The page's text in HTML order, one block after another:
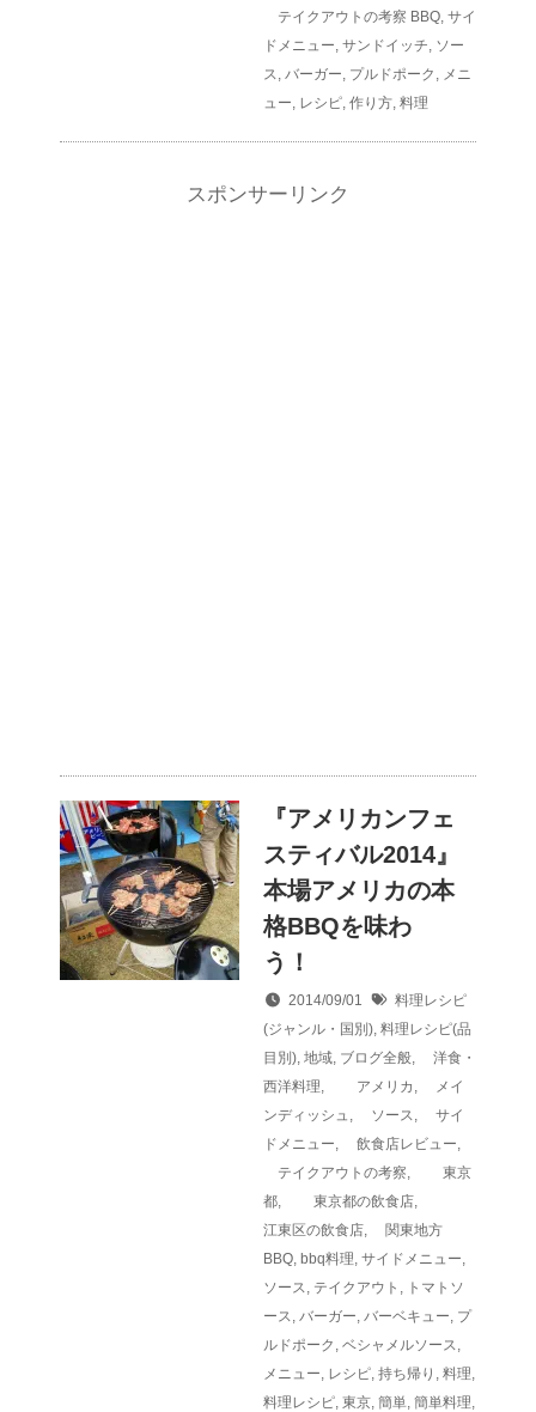
テイクアウトの考察 BBQ, サイ
ドメニュー, サンドイッチ, ソー
ス, バーガー, プルドポーク , メニ
ュー, レシピ, 作り方, 料理
スポンサーリンク
『アメリカンフェ
スティバル2014』
本場アメリカの本
格BBQを味わ
う！
2014/09/01
料理レシピ
(ジャンル・国別), 料理レシピ(品
目別), 地域, ブログ全般,
洋食・
西洋料理, アメリカ ,
メイ
ンディッシュ , ソース,
サイ
ドメニュー, 飲食店レビュー,
テイクアウトの考察,
東京
都, 東京都の飲食店,
江東区の飲食店,
関東地方
BBQ, bbq料理, サイドメニュー,
ソース, テイクアウト , トマトソ
ース, バーガー, バーベキュー, プ
ルドポーク , ベシャメルソース,
メニュー, レシピ, 持ち帰り , 料理,
料理レシピ, 東京, 簡単, 簡単料理,